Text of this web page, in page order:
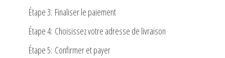
Étape 3: Finaliser le paiement
Étape 4: Choisissez votre adresse de livraison
Étape 5: Confirmer et payer